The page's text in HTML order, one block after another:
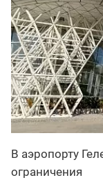
В аэропорту
ограничения